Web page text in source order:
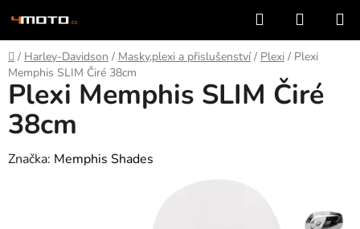
na
obsah
Hledat
KOŠÍK
Domů
/ Harley-Davidson / Masky,plexi a přislušenství / Plexi / Plexi
Memphis SLIM Čiré 38cm
Plexi Memphis SLIM Čiré
38cm
Značka: Memphis Shades